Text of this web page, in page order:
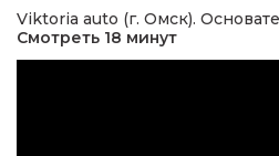
Viktoria auto (г. Омск).
Смотреть 18 минут